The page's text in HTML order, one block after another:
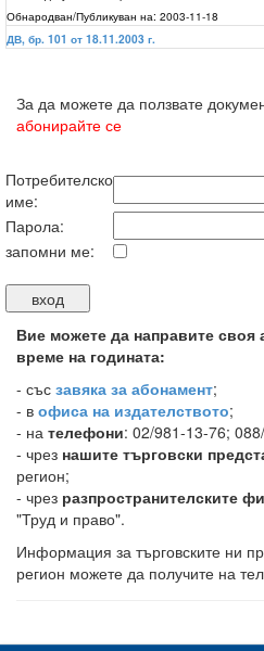
Обнародван/Публикуван на: 2003-11-18
ДВ, бр. 101 от 18.11.2003 г.
За да можете да ползвате
абонирайте се
Потребителско
име:
Парола:
запомни ме:
Вие можете да направите своя
време на годината:
- със завяка за абонамент;
- в офиса на издателството;
- на телефони: 02/981-13-76;
- чрез нашите търговски
регион;
- чрез разпространителските
"Труд и право".
Информация за търговските ни
регион можете да получите на